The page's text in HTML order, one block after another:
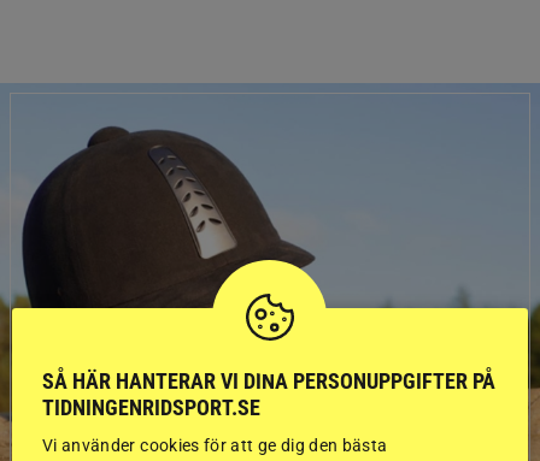
SÅ HÄR HANTERAR VI DINA PERSONUPPGIFTER PÅ
TIDNINGENRIDSPORT.SE
Vi använder cookies för att ge dig den bästa